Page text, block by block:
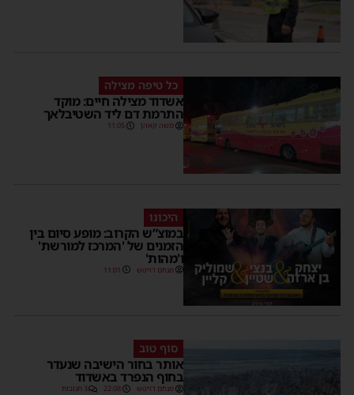
כל טיפה מצילה
אשדוד מצילה חיים: מוקד
התרמת דם ליד השטיבלאך
משה קאהן 11:05
היכונו
במוצ”ש הקרוב: מופע סיום בין
הזמנים של 'המרכז למורשת'
ו'מהות'
מנחם דויטש 11:01
סוף טוב
אותר בחור הישיבה שנעדר
בחוף הנפרד באשדוד
מנחם דויטש 22:08 3 תגובות